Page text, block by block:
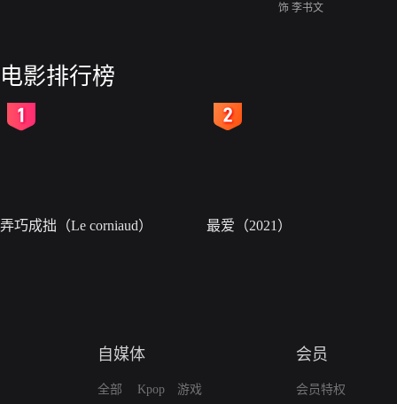
饰 李书文
电影排行榜
弄巧成拙（Le corniaud） 最爱（2021）
自媒体
全部
Kpop
游戏
会员
会员特权